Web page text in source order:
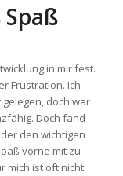
in mir fest.
Frustration. Ich
doch war
Doch fand
den wichtigen
vorne mit zu
mich ist oft nicht